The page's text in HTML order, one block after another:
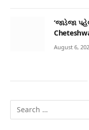
‘જાડેજા
August 6,